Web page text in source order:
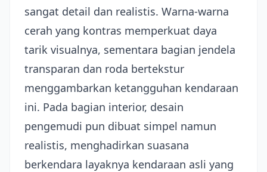
sangat detail dan realistis. Warna-warna
cerah yang kontras memperkuat daya
tarik visualnya, sementara bagian jendela
transparan dan roda bertekstur
menggambarkan ketangguhan kendaraan
ini. Pada bagian interior, desain
pengemudi pun dibuat simpel namun
realistis, menghadirkan suasana
berkendara layaknya kendaraan asli yang